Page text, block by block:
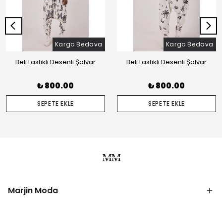
Kargo Bedava
Beli Lastikli Desenli Şalvar
₺ 800.00
SEPETE EKLE
Kargo Bedava
Beli Lastikli Desenli Şalvar
₺ 800.00
SEPETE EKLE
Marjin Moda